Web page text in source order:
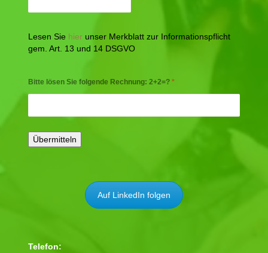
Lesen Sie hier unser Merkblatt zur Informationspflicht
gem. Art. 13 und 14 DSGVO
Bitte lösen Sie folgende Rechnung: 2+2=? *
Auf LinkedIn folgen
Telefon: